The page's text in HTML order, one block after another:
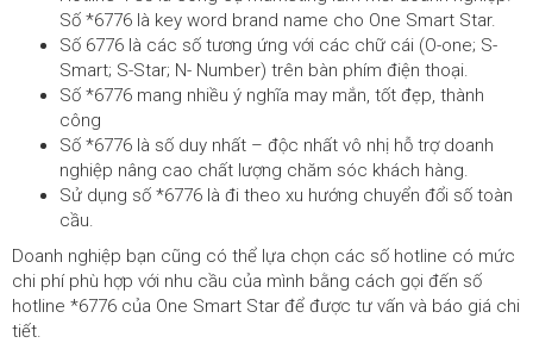
Số *6776 là key word brand name cho One Smart Star.
Số 6776 là các số tương ứng với các chữ cái (O-one; S-
Smart; S-Star; N- Number) trên bàn phím điện thoại.
Số *6776 mang nhiều ý nghĩa may mắn, tốt đẹp, thành
công
Số *6776 là số duy nhất – độc nhất vô nhị hỗ trợ doanh
nghiệp nâng cao chất lượng chăm sóc khách hàng.
Sử dụng số *6776 là đi theo xu hướng chuyển đổi số toàn
cầu.
Doanh nghiệp bạn cũng có thể lựa chọn các số hotline có mức
chi phí phù hợp với nhu cầu của mình bằng cách gọi đến số
hotline *6776 của One Smart Star để được tư vấn và báo giá chi
tiết.